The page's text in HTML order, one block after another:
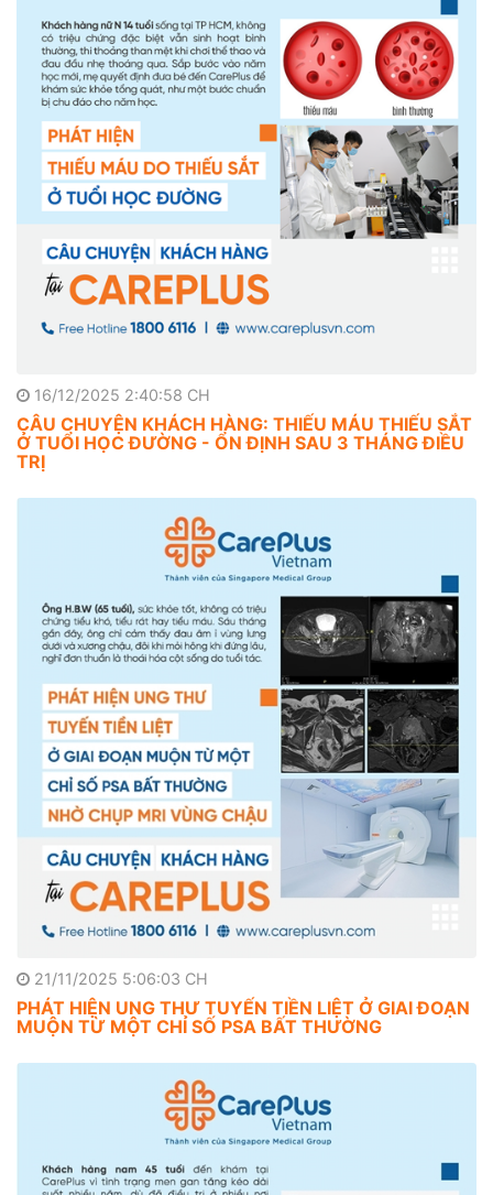
16/12/2025 2:40:58 CH
CÂU CHUYỆN KHÁCH HÀNG: THIẾU MÁU THIẾU SẮT
Ở TUỔI HỌC ĐƯỜNG - ỔN ĐỊNH SAU 3 THÁNG ĐIỀU
TRỊ
21/11/2025 5:06:03 CH
PHÁT HIỆN UNG THƯ TUYẾN TIỀN LIỆT Ở GIAI ĐOẠN
MUỘN TỪ MỘT CHỈ SỐ PSA BẤT THƯỜNG